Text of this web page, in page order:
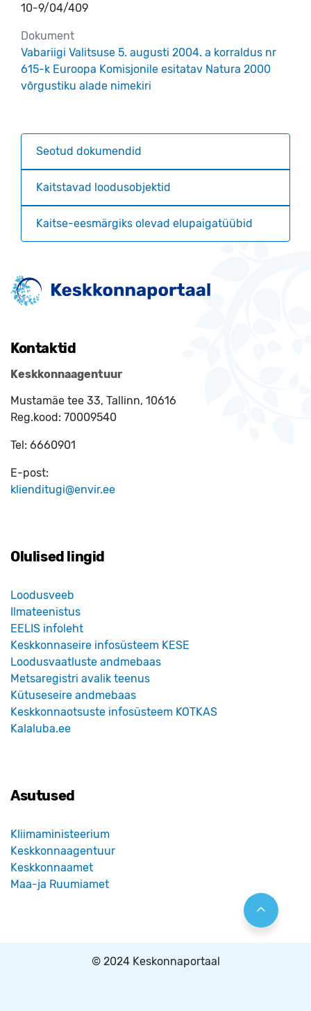
10-9/04/409
Dokument
Vabariigi Valitsuse 5. augusti 2004. a korraldus nr
615-k Euroopa Komisjonile esitatav Natura 2000
võrgustiku alade nimekiri
Seotud dokumendid
Kaitstavad loodusobjektid
Kaitse-eesmärgiks olevad elupaigatüübid
Kontaktid
Keskkonnaagentuur
Mustamäe tee 33, Tallinn, 10616
Reg.kood: 70009540
Tel: 6660901
E-post:
klienditugi@envir.ee
Olulised lingid
Loodusveeb
Ilmateenistus
EELIS infoleht
Keskkonnaseire infosüsteem KESE
Loodusvaatluste andmebaas
Metsaregistri avalik teenus
Kütuseseire andmebaas
Keskkonnaotsuste infosüsteem KOTKAS
Kalaluba.ee
Asutused
Kliimaministeerium
Keskkonnaagentuur
Keskkonnaamet
Maa-ja Ruumiamet
© 2024 Keskonnaportaal